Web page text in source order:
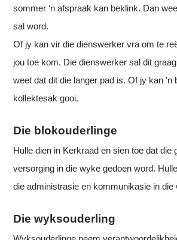
sommer ‘n afspraak kan beklink. Dan
sal word.
Of jy kan vir die dienswerker vra om te
jou toe kom. Die dienswerker sal dit
weet dat dit die langer pad is. Of jy kan ’n
kollektesak gooi.
Die blokouderlinge
Hulle dien in Kerkraad en sien toe dat die
versorging in die wyke gedoen word.
die administrasie en kommunikasie in die
Die wyksouderling